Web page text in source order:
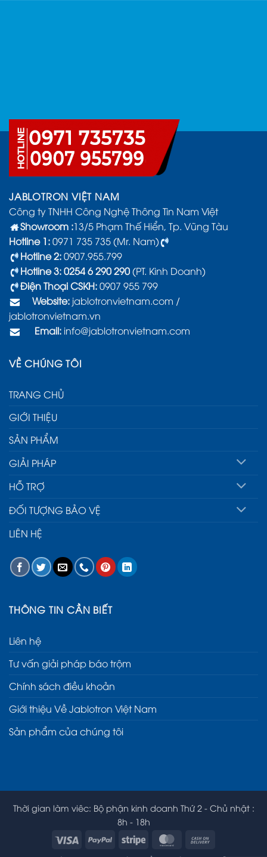
JABLOTRON VIỆT NAM
Công ty TNHH Công Nghệ Thông Tin Nam Việt
Showroom :13/5 Phạm Thế Hiển, Tp. Vũng Tàu
Hotline 1:0971 735 735 (Mr. Nam)
Hotline 2:0907.955.799
Hotline 3: 0254 6 290 290(PT. Kinh Doanh)
Điện Thoại CSKH:0907 955 799
Website: jablotronvietnam.com /
jablotronvietnam.vn
Email: info@jablotronvietnam.com
VỀ CHÚNG TÔI
TRANG CHỦ
GIỚI THIỆU
SẢN PHẨM
GIẢI PHÁP
HỖ TRỢ
ĐỐI TƯỢNG BẢO VỆ
LIÊN HỆ
THÔNG TIN CẦN BIẾT
Liên hệ
Tư vấn giải pháp báo trộm
Chính sách điều khoản
Giới thiệu Về Jablotron Việt Nam
Sản phẩm của chúng tôi
Thời gian làm viêc: Bộ phận kinh doanh Thứ 2 - Chủ nhật :
8h - 18h
Visa
PayPal Stripe MasterCard